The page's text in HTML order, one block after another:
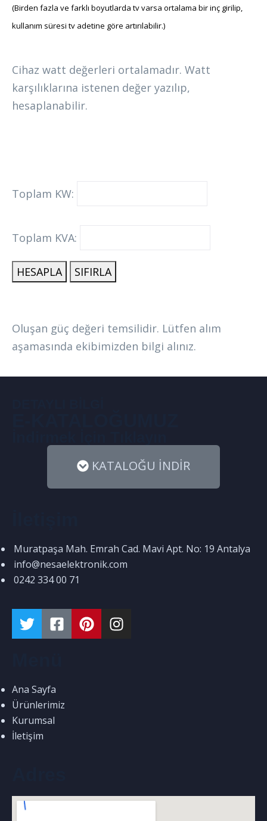
(Birden fazla ve farklı boyutlarda tv varsa ortalama bir inç girilip,
kullanım süresi tv adetine göre artırılabilir.)
Cihaz watt değerleri ortalamadır. Watt
karşılıklarına istenen değer yazılıp,
hesaplanabilir.
Toplam KW:
Toplam KVA:
HESAPLA SIFIRLA
Oluşan güç değeri temsilidir. Lütfen alım
aşamasında ekibimizden bilgi alınız.
KATALOĞU İNDİR
Muratpaşa Mah. Emrah Cad. Mavi Apt. No: 19 Antalya
info@nesaelektronik.com
0242 334 00 71
Ana Sayfa
Ürünlerimiz
Kurumsal
İletişim